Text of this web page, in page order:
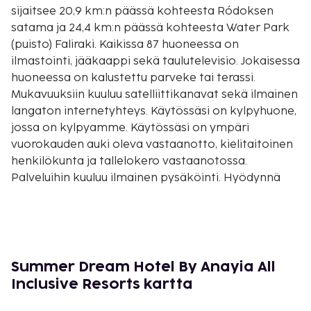
sijaitsee 20,9 km:n päässä kohteesta Ródoksen
satama ja 24,4 km:n päässä kohteesta Water Park
(puisto) Faliraki. Kaikissa 87 huoneessa on
ilmastointi, jääkaappi sekä taulutelevisio. Jokaisessa
huoneessa on kalustettu parveke tai terassi.
Mukavuuksiin kuuluu satelliittikanavat sekä ilmainen
langaton internetyhteys. Käytössäsi on kylpyhuone,
jossa on kylpyamme. Käytössäsi on ympäri
vuorokauden auki oleva vastaanotto, kielitaitoinen
henkilökunta ja tallelokero vastaanotossa.
Palveluihin kuuluu ilmainen pysäköinti. Hyödynnä
Resorts tarjoaa asiakkailleen välipalabaarin/delin.
Baarissa voit nauttia raikasta juotavaa. Ilmainen
Summer Dream Hotel By Anayia All
Inclusive Resorts kartta